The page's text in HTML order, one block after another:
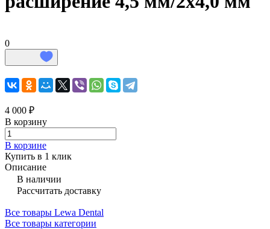
0
4 000 ₽
В корзину
В корзине
Купить в 1 клик
Описание
В наличии
Рассчитать доставку
Все товары Lewa Dental
Все товары категории